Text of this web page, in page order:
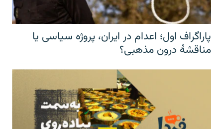
پاراگراف اول؛ اعدام در ایران، پروژه سیاسی یا
مناقشهٔ درون مذهبی؟